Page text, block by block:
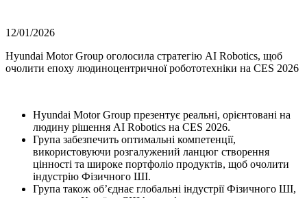
12/01/2026
Hyundai Motor Group оголосила стратегію AI Robotics, щоб
очолити епоху людиноцентричної робототехніки на CES 2026
Hyundai Motor Group презентує реальні, орієнтовані на
людину рішення AI Robotics на CES 2026.
Група забезпечить оптимальні компетенції,
використовуючи розгалужений ланцюг створення
цінності та широке портфоліо продуктів, щоб очолити
індустрію Фізичного ШІ.
Група також об’єднає глобальні індустрії Фізичного ШІ,